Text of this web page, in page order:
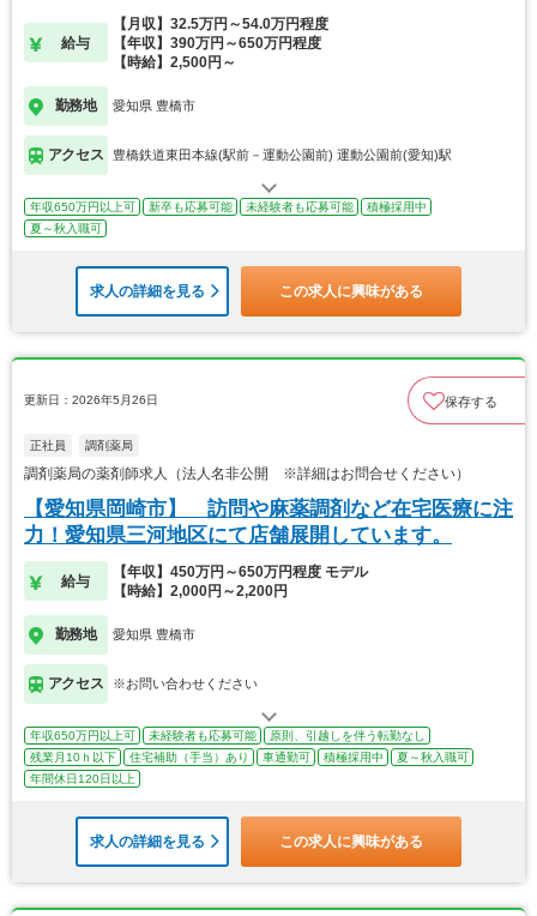
給与
【月収】32.5万円～54.0万円程度
【年収】390万円～650万円程度
【時給】2,500円～
勤務地 愛知県 豊橋市
アクセス 豊橋鉄道東田本線(駅前－運動公園前) 運動公園前(愛知)駅
年収650万円以上可 新卒も応募可能 未経験者も応募可能
積極採用中
夏～秋入職可
求人の詳細を見る この求人に興味がある
更新日：2026年5月26日 保存する
正社員 調剤薬局
調剤薬局の薬剤師求人（法人名非公開 ※詳細はお問合せください）
【愛知県岡崎市】 訪問や麻薬調剤など在宅医療に注
力！愛知県三河地区にて店舗展開しています。
給与
【年収】450万円～650万円程度 モデル
【時給】2,000円～2,200円
勤務地 愛知県 豊橋市
アクセス ※お問い合わせください
年収650万円以上可 未経験者も応募可能
原則、引越しを伴う転勤なし
残業月10ｈ以下
住宅補助（手当）あり 車通勤可 積極採用中
夏～秋入職可
年間休日120日以上
求人の詳細を見る この求人に興味がある